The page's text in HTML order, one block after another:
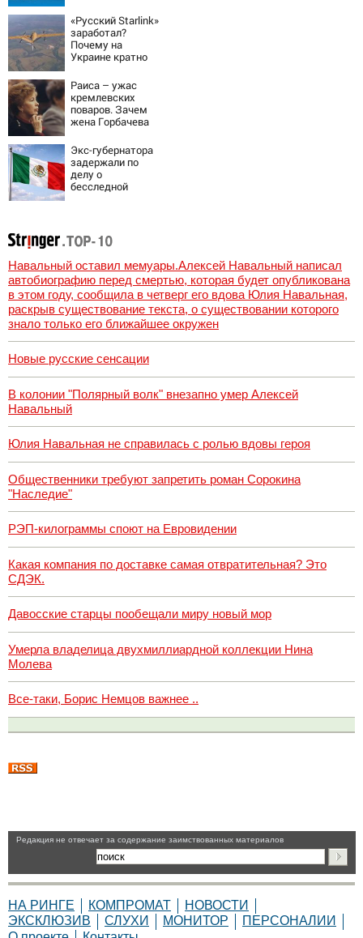
новости,
подробности об
ударах России 9
августа 2026 года
«Русский Starlink»
заработал?
Почему на
Украине кратно
точность
попаданий по
объектам ВСУ
Раиса – ужас
кремлевских
поваров. Зачем
жена Горбачева
видов каши
каждое утро?
Экс-губернатора
задержали по
делу о
бесследной
Навальный оставил мемуары.Алексей Навальный написал
автобиографию перед смертью, которая будет опубликована
в этом году, сообщила в четверг его вдова Юлия Навальная,
раскрыв существование текста, о существовании которого
знало только его ближайшее окружен
Новые русские сенсации
В колонии "Полярный волк" внезапно умер Алексей
Навальный
Юлия Навальная не справилась с ролью вдовы героя
Общественники требуют запретить роман Сорокина
"Наследие"
РЭП-килограммы споют на Евровидении
Какая компания по доставке самая отвратительная? Это
СДЭК.
Давосские старцы пообещали миру новый мор
Умерла владелица двухмиллиардной коллекции Нина
Молева
Все-таки, Борис Немцов важнее ..
Pедакция не отвечает за содержание заимствованных материалов
НА РИНГЕ КОМПРОМАТ
НОВОСТИ
ЭКСКЛЮЗИВ
СЛУХИ МОНИТОР
ПЕРСОНАЛИИ